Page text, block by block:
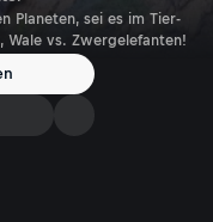
Planeten, sei es im Tier-
Wale vs. Zwergelefanten!